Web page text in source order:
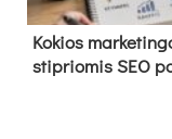
Kokios
stipriomis SEO